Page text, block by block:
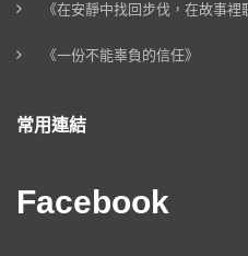
《在安靜中找回步伐，在故事裡
《一份不能辜負的信任》
常用連結
Facebook